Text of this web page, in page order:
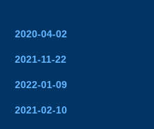
2020-04-02
2021-11-22
2022-01-09
2021-02-10